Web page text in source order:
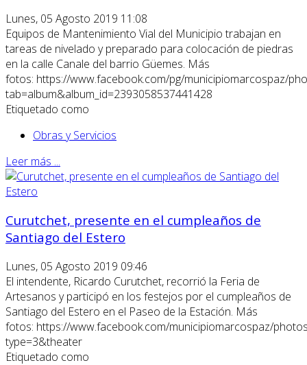
Lunes, 05 Agosto 2019 11:08
Equipos de Mantenimiento Vial del Municipio trabajan en
tareas de nivelado y preparado para colocación de piedras
en la calle Canale del barrio Güemes. Más
fotos: https://www.facebook.com/pg/municipiomarcospaz/
tab=album&album_id=2393058537441428
Etiquetado como
Obras y Servicios
Leer más ...
Curutchet, presente en el cumpleaños de
Santiago del Estero
Lunes, 05 Agosto 2019 09:46
El intendente, Ricardo Curutchet, recorrió la Feria de
Artesanos y participó en los festejos por el cumpleaños de
Santiago del Estero en el Paseo de la Estación. Más
fotos: https://www.facebook.com/municipiomarcospaz/
type=3&theater
Etiquetado como